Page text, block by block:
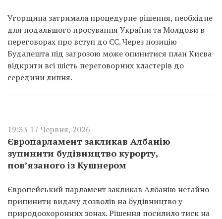
Угорщина затримала процедурне рішення, необхідне
для подальшого просування України та Молдови в
переговорах про вступ до ЄС. Через позицію
Будапешта під загрозою може опинитися план Києва
відкрити всі шість переговорних кластерів до
середини липня.
19:33 17 Червня, 2026
Європарламент закликав Албанію
зупинити будівництво курорту,
пов’язаного із Кушнером
Європейський парламент закликав Албанію негайно
припинити видачу дозволів на будівництво у
природоохоронних зонах. Рішення посилило тиск на